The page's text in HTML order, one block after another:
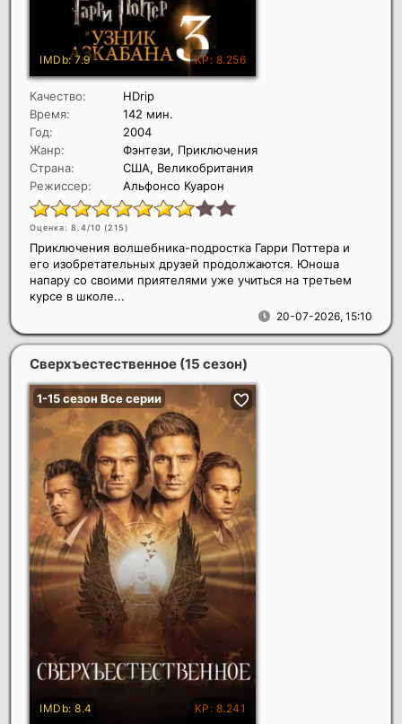
Качество:
HDrip
Время:
142 мин.
Год:
2004
Жанр:
Фэнтези, Приключения
Страна:
США, Великобритания
Режиссер:
Альфонсо Куарон
Оценка: 8.4/10 (215)
20-07-2026, 15:10
Приключения волшебника-подростка Гарри Поттера и
его изобретательных друзей продолжаются. Юноша
напару со своими приятелями уже учиться на третьем
курсе в школе...
Сверхъестественное (15 сезон)